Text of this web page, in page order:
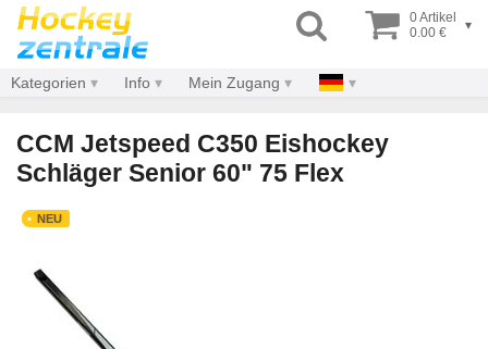
0 Artikel
0.00 €
▾
Kategorien Info Mein Zugang
CCM Jetspeed C350 Eishockey
Schläger Senior 60" 75 Flex
NEU